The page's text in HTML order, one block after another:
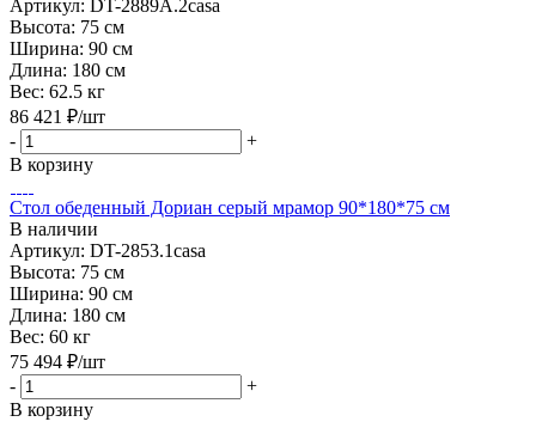
Артикул: DT-2889А.2casa
Высота: 75 см
Ширина: 90 см
Длина: 180 см
Вес: 62.5 кг
86 421 ₽/шт
-
+
В корзину
Стол обеденный Дориан серый мрамор 90*180*75 см
В наличии
Артикул: DT-2853.1casa
Высота: 75 см
Ширина: 90 см
Длина: 180 см
Вес: 60 кг
75 494 ₽/шт
-
+
В корзину